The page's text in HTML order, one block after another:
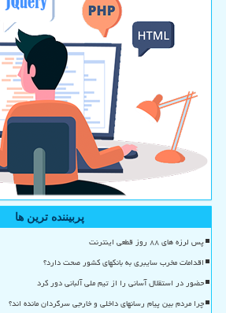
پربیننده ترین ها
پس لرزه های ۸۸ روز قطعی اینترنت
اقدامات مخرب سایبری به بانکهای کشور صحت دارد؟
حضور در استقلال آسانی را از تیم ملی آلبانی دور کرد
چرا مردم بین پیام رسانهای داخلی و خارجی سرگردان مانده اند؟